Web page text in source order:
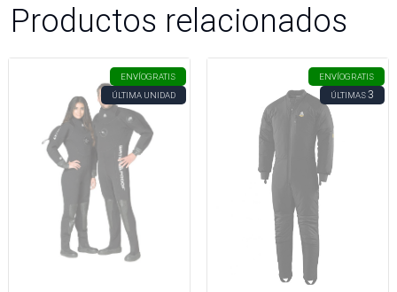
Productos relacionados
ENVÍOGRATIS
ÚLTIMA UNIDAD
ENVÍOGRATIS
ÚLTIMAS3